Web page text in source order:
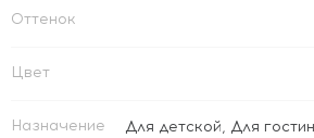
Оттенок
Цвет
Назначение Для детской, Для